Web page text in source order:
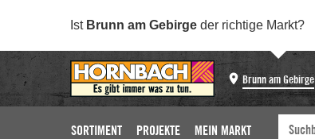
Ist Brunn am Gebirge der richtige Markt?
Brunn am Gebirge
SORTIMENT PROJEKTE MEIN MARKT